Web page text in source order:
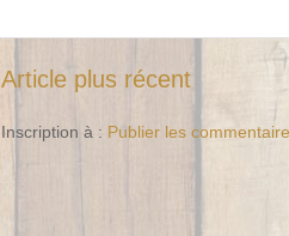
Article plus récent
Inscription à : Publier les